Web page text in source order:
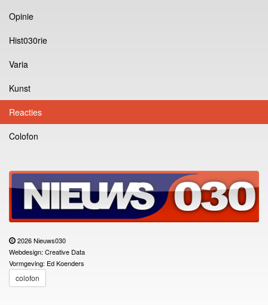
Opinie
Hist030rie
Varia
Kunst
Reacties
Colofon
2026 Nieuws030
Webdesign: Creative Data
Vormgeving: Ed Koenders
colofon